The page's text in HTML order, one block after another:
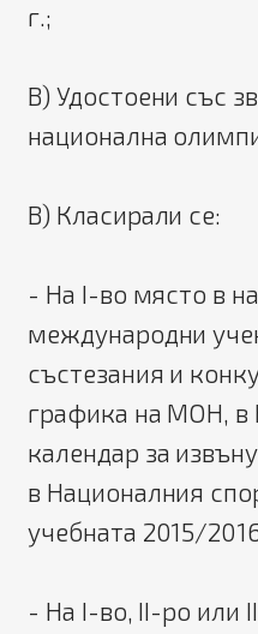
г.;
В) Удостоени със
национална
В) Класирали се:
- На І-во място в
международни
състезания и
графика на МОН, в
календар за
в Националния
учебната 2015/
- На І-во, ІІ-ро или